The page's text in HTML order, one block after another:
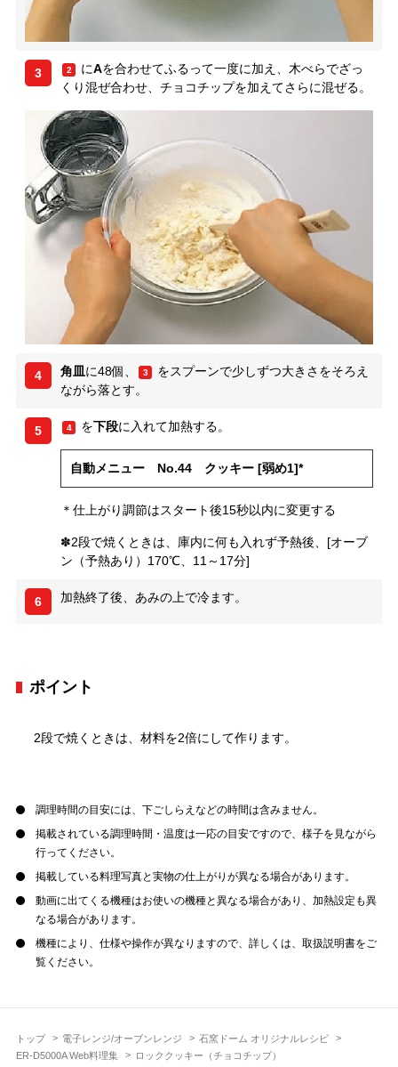
トップ 電子レンジ/オーブンレンジ
石窯ドーム オリジナルレシピ
ER-D5000A Web料理集
ロッククッキー（チョコチップ）
3 2 にAを合わせてふるって一度に加え、木べらでざっ
くり混ぜ合わせ、チョコチップを加えてさらに混ぜる。
4 角皿 に48個、 3
をスプーンで少しずつ大きさをそろえ
ながら落とす。
5 4 を下段に入れて加熱する。
自動メニュー No.44 クッキー [弱め1]*
＊仕上がり調節はスタート後15秒以内に変更する
✽2段で焼くときは、庫内に何も入れず予熱後、[オーブ
ン（予熱あり）170℃、11～17分]
6 加熱終了後、あみの上で冷ます。
ポイント
2段で焼くときは、材料を2倍にして作ります。
調理時間の目安には、下ごしらえなどの時間は含みません。
掲載されている調理時間・温度は一応の目安ですので、様子を見ながら
行ってください。
掲載している料理写真と実物の仕上がりが異なる場合があります。
動画に出てくる機種はお使いの機種と異なる場合があり、加熱設定も異
なる場合があります。
機種により、仕様や操作が異なりますので、詳しくは、取扱説明書をご
覧ください。